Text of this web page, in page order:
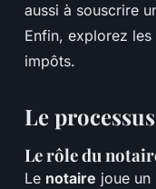
aussi à souscrire
Enfin, explorez les
impôts.
Le
Le rôle du
Le notaire joue